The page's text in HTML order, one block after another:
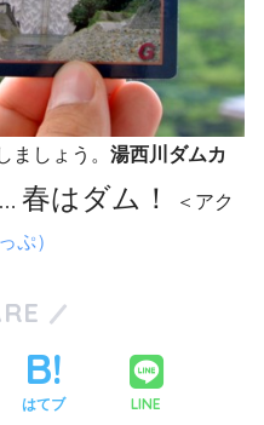
ましょう。 湯西川ダムカ
… 春はダム！
＜アク
ぷ）
はてブ LINE